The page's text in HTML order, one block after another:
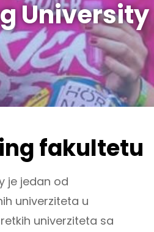
University
fakultetu
je jedan od
univerziteta u
univerziteta sa